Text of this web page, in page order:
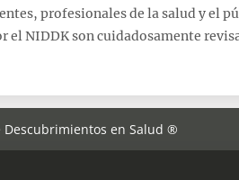
profesionales de la salud y el
el NIDDK son cuidadosamente
en Salud ®